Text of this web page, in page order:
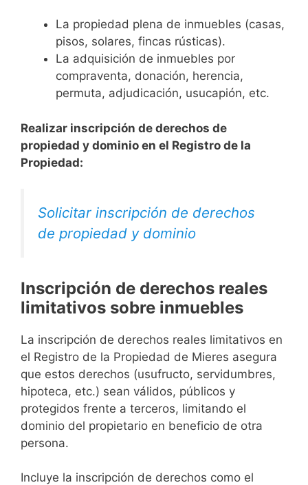
La propiedad plena de inmuebles (casas,
pisos, solares, fincas rústicas).
La adquisición de inmuebles por
compraventa, donación, herencia,
permuta, adjudicación, usucapión, etc.
Realizar inscripción de derechos de
propiedad y dominio en el Registro de la
Propiedad:
Solicitar inscripción de derechos
de propiedad y dominio
Inscripción de derechos reales
limitativos sobre inmuebles
La inscripción de derechos reales limitativos en
el Registro de la Propiedad de Mieres asegura
que estos derechos (usufructo, servidumbres,
hipoteca, etc.) sean válidos, públicos y
protegidos frente a terceros, limitando el
dominio del propietario en beneficio de otra
persona.
Incluye la inscripción de derechos como el